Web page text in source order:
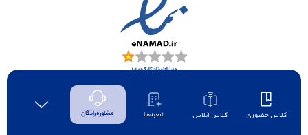
کلاس حضوری کلاس آنلاین شعبه‌ها مشاوره رایگان